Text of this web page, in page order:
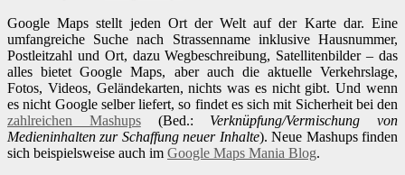
Google Maps stellt jeden Ort der Welt auf der Karte dar. Eine
umfangreiche Suche nach Strassenname inklusive Hausnummer,
Postleitzahl und Ort, dazu Wegbeschreibung, Satellitenbilder – das
alles bietet Google Maps, aber auch die aktuelle Verkehrslage,
Fotos, Videos, Geländekarten, nichts was es nicht gibt. Und wenn
es nicht Google selber liefert, so findet es sich mit Sicherheit bei den
zahlreichen Mashups(Bed.: Verknüpfung/Vermischung von
Medieninhalten zur Schaffung neuer Inhalte). Neue Mashups finden
sich beispielsweise auch im Google Maps Mania Blog.